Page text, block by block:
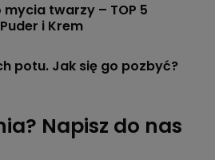
twarzy – TOP 5
i Krem
potu. Jak się go pozbyć?
Napisz do nas